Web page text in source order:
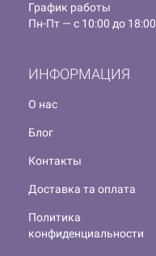
График работы
Пн-Пт — с 10:00 до 18:00
ИНФОРМАЦИЯ
О нас
Блог
Контакты
Доставка та оплата
Политика
конфиденциальности